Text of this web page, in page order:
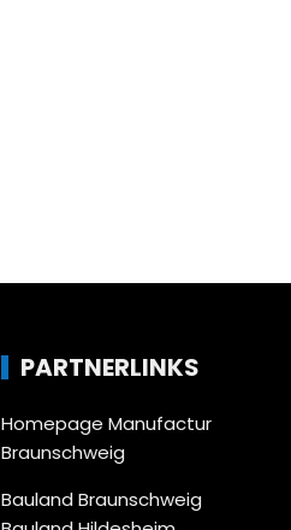
PARTNERLINKS
Homepage Manufactur
Braunschweig
Bauland Braunschweig